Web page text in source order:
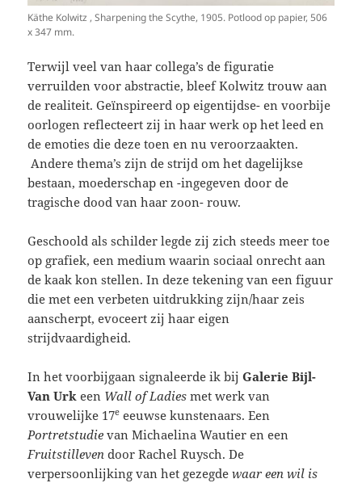
Käthe Kolwitz , Sharpening the Scythe, 1905. Potlood op papier, 506
x 347 mm.
Terwijl veel van haar collega’s de figuratie
verruilden voor abstractie, bleef Kolwitz trouw aan
de realiteit. Geïnspireerd op eigentijdse- en voorbije
oorlogen reflecteert zij in haar werk op het leed en
de emoties die deze toen en nu veroorzaakten.
Andere thema’s zijn de strijd om het dagelijkse
bestaan, moederschap en -ingegeven door de
tragische dood van haar zoon- rouw.
Geschoold als schilder legde zij zich steeds meer toe
op grafiek, een medium waarin sociaal onrecht aan
de kaak kon stellen. In deze tekening van een figuur
die met een verbeten uitdrukking zijn/haar zeis
aanscherpt, evoceert zij haar eigen
strijdvaardigheid.
In het voorbijgaan signaleerde ik bijGalerie Bijl-
Van Urk een Wall of Ladies met werk van
vrouwelijke 17e eeuwse kunstenaars. Een
Portretstudie van Michaelina Wautier en een
Fruitstilleven door Rachel Ruysch. De
verpersoonlijking van het gezegdewaar een wil is